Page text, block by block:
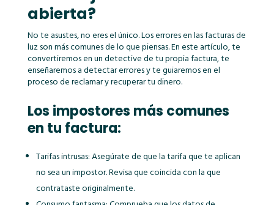
abierta?
No te asustes, no eres el único. Los errores en las facturas de
luz son más comunes de lo que piensas. En este artículo, te
convertiremos en un detective de tu propia factura, te
enseñaremos a detectar errores y te guiaremos en el
proceso de reclamar y recuperar tu dinero.
Los impostores más comunes
en tu factura:
Tarifas intrusas: Asegúrate de que la tarifa que te aplican
no sea un impostor. Revisa que coincida con la que
contrataste originalmente.